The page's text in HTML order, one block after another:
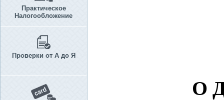
Практическое
Налогообложение
Проверки от А до Я
О